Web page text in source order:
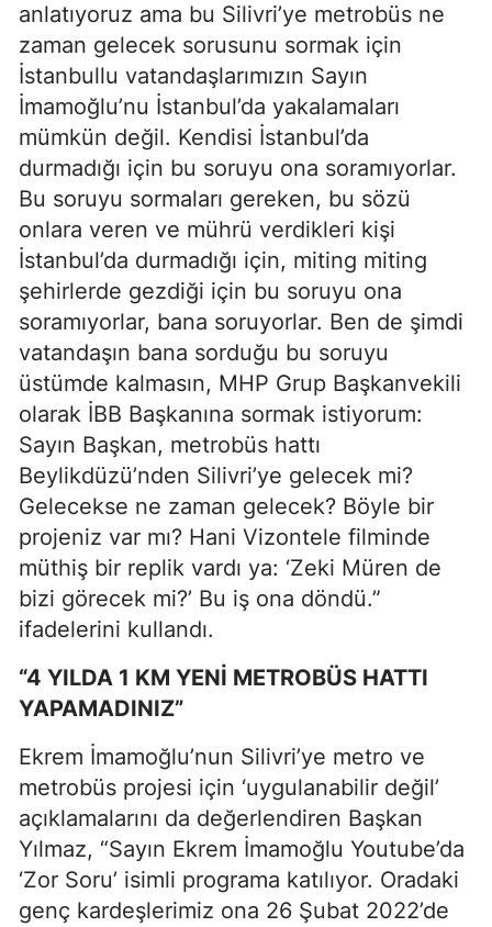
anlatıyoruz ama bu Silivri’ye metrobüs ne
zaman gelecek sorusunu sormak için
İstanbullu vatandaşlarımızın Sayın
İmamoğlu’nu İstanbul’da yakalamaları
mümkün değil. Kendisi İstanbul’da
durmadığı için bu soruyu ona soramıyorlar.
Bu soruyu sormaları gereken, bu sözü
onlara veren ve mührü verdikleri kişi
İstanbul’da durmadığı için, miting miting
şehirlerde gezdiği için bu soruyu ona
soramıyorlar, bana soruyorlar. Ben de şimdi
vatandaşın bana sorduğu bu soruyu
üstümde kalmasın, MHP Grup Başkanvekili
olarak İBB Başkanına sormak istiyorum:
Sayın Başkan, metrobüs hattı
Beylikdüzü’nden Silivri’ye gelecek mi?
Gelecekse ne zaman gelecek? Böyle bir
projeniz var mı? Hani Vizontele filminde
müthiş bir replik vardı ya: ‘Zeki Müren de
bizi görecek mi?’ Bu iş ona döndü.”
ifadelerini kullandı.
“4 YILDA 1 KM YENİ METROBÜS HATTI
YAPAMADINIZ”
Ekrem İmamoğlu’nun Silivri’ye metro ve
metrobüs projesi için ‘uygulanabilir değil’
açıklamalarını da değerlendiren Başkan
Yılmaz, “Sayın Ekrem İmamoğlu Youtube’da
‘Zor Soru’ isimli programa katılıyor. Oradaki
genç kardeşlerimiz ona 26 Şubat 2022’de